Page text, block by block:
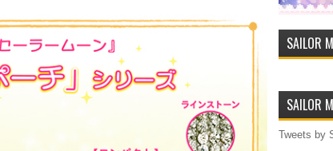
SAILOR
SAILOR
Tweets by